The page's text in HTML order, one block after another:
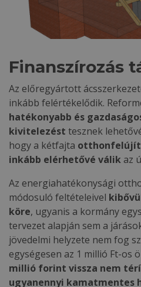
Finanszírozás
Az előregyártott
inkább felértékelődik.
hatékonyabb és
kivitelezést tesznek
hogy a kétfajta
inkább elérhetővé válik az
Az energiahatékonysági
módosuló feltételeivel
köre, ugyanis a kormány
tervezet alapján sem a
jövedelmi helyzete nem fog
egységesen az 1 millió Ft-os
millió forint vissza nem
ugyanennyi kamatmentes